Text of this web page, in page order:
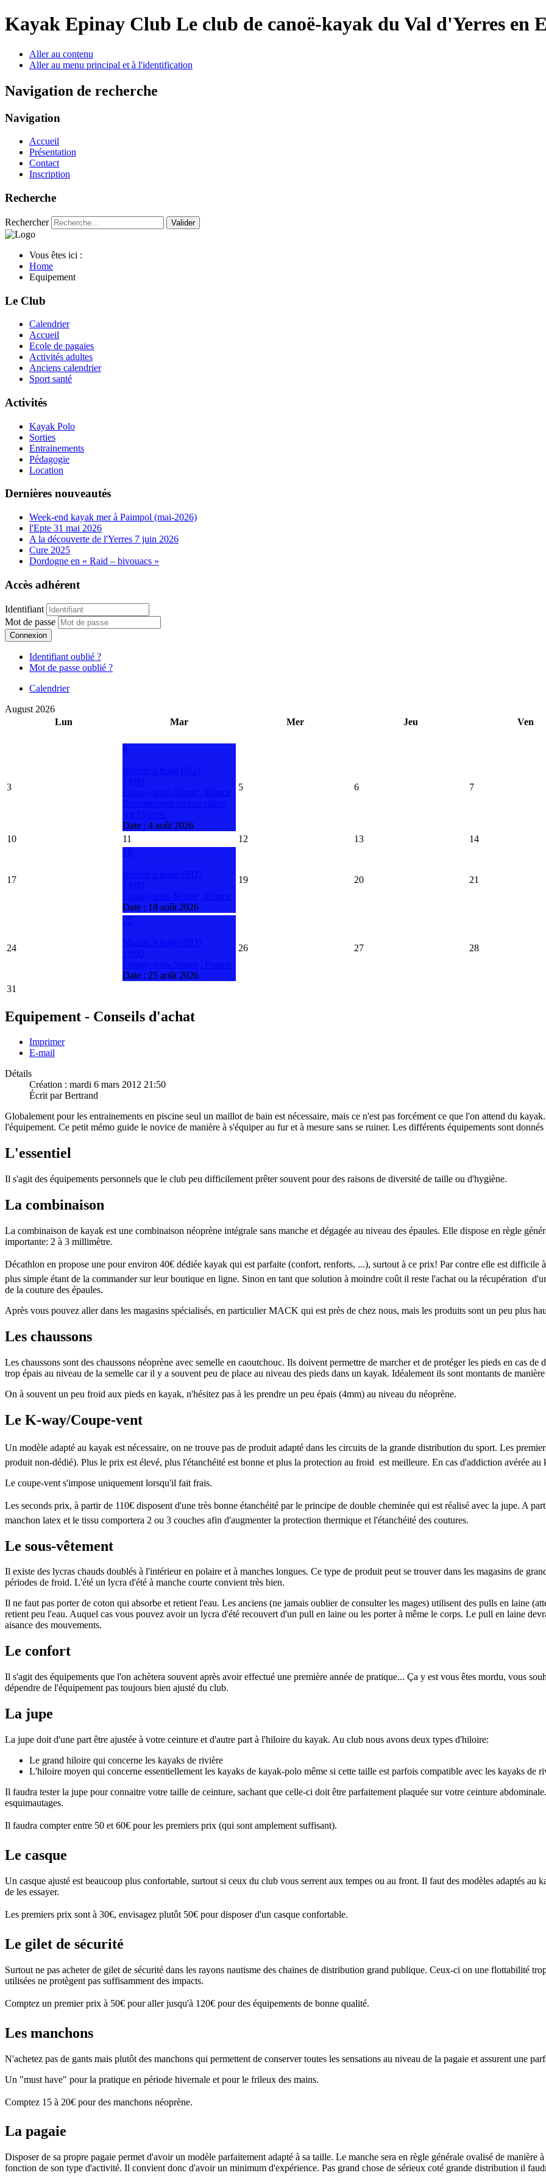
Kayak Epinay Club Le club de canoë-kayak du Val d'Yerres en
Aller au contenu
Aller au menu principal et à l'identification
Navigation de recherche
Navigation
Accueil
Présentation
Contact
Inscription
Recherche
Rechercher Valider
Vous êtes ici :
Home
Equipement
Le Club
Calendrier
Accueil
Ecole de pagaies
Activités adultes
Anciens calendrier
Sport santé
Activités
Kayak Polo
Sorties
Entrainements
Pédagogie
Location
Dernières nouveautés
Week-end kayak mer à Paimpol (mai-2026)
l'Epte 31 mai 2026
A la découverte de l'Yerres 7 juin 2026
Cure 2025
Dordogne en « Raid – bivouacs »
Accès adhérent
Identifiant
Mot de passe
Connexion
Identifiant oublié ?
Mot de passe oublié ?
Calendrier
August 2026
Lun
Mar Mer Jeu Ven
3
Date : 4 août 2026
5 6 7
10 11 12 13 14
17
Date : 18 août 2026
19 20 21
24
Date : 25 août 2026
26 27 28
31
Equipement - Conseils d'achat
Imprimer
E-mail
Détails
Création : mardi 6 mars 2012 21:50
Écrit par Bertrand
Globalement pour les entrainements en piscine seul un maillot de bain est nécessaire, mais ce n'est pas forcément ce que l'on attend du
l'équipement. Ce petit mémo guide le novice de manière à s'équiper au fur et à mesure sans se ruiner. Les différents équipements sont
L'essentiel
Il s'agit des équipements personnels que le club peu difficilement prêter souvent pour des raisons de diversité de taille ou d'hygiène.
La combinaison
La combinaison de kayak est une combinaison néoprène intégrale sans manche et dégagée au niveau des épaules. Elle dispose en règle
importante: 2 à 3 millimètre.
Décathlon en propose une pour environ 40€ dédiée kayak qui est parfaite (confort, renforts, ...), surtout à ce prix! Par contre elle est difficile
plus simple étant de la commander sur leur boutique en ligne. Sinon en tant que solution à moindre coût il reste l'achat ou la récupération
de la couture des épaules.
Après vous pouvez aller dans les magasins spécialisés, en particulier MACK qui est près de chez nous, mais les produits sont un peu plus
Les chaussons
Les chaussons sont des chaussons néoprène avec semelle en caoutchouc. Ils doivent permettre de marcher et de protéger les pieds en cas
trop épais au niveau de la semelle car il y a souvent peu de place au niveau des pieds dans un kayak. Idéalement ils sont montants de
On à souvent un peu froid aux pieds en kayak, n'hésitez pas à les prendre un peu épais (4mm) au niveau du néoprène.
Le K-way/Coupe-vent
Un modèle adapté au kayak est nécessaire, on ne trouve pas de produit adapté dans les circuits de la grande distribution du sport. Les
produit non-dédié). Plus le prix est élevé, plus l'étanchéité est bonne et plus la protection au froid est meilleure. En cas d'addiction avérée au
Le coupe-vent s'impose uniquement lorsqu'il fait frais.
Les seconds prix, à partir de 110€ disposent d'une très bonne étanchéité par le principe de double cheminée qui est réalisé avec la jupe. A
manchon latex et le tissu comportera 2 ou 3 couches afin d'augmenter la protection thermique et l'étanchéité des coutures.
Le sous-vêtement
Il existe des lycras chauds doublés à l'intérieur en polaire et à manches longues. Ce type de produit peut se trouver dans les magasins de
périodes de froid. L'été un lycra d'été à manche courte convient très bien.
Il ne faut pas porter de coton qui absorbe et retient l'eau. Les anciens (ne jamais oublier de consulter les mages) utilisent des pulls en laine
retient peu l'eau. Auquel cas vous pouvez avoir un lycra d'été recouvert d'un pull en laine ou les porter à même le corps. Le pull en laine
aisance des mouvements.
Le confort
Il s'agit des équipements que l'on achètera souvent après avoir effectué une première année de pratique... Ça y est vous êtes mordu, vous
dépendre de l'équipement pas toujours bien ajusté du club.
La jupe
La jupe doit d'une part être ajustée à votre ceinture et d'autre part à l'hiloire du kayak. Au club nous avons deux types d'hiloire:
Le grand hiloire qui concerne les kayaks de rivière
L'hiloire moyen qui concerne essentiellement les kayaks de kayak-polo même si cette taille est parfois compatible avec les kayaks de
Il faudra tester la jupe pour connaitre votre taille de ceinture, sachant que celle-ci doit être parfaitement plaquée sur votre ceinture
esquimautages.
Il faudra compter entre 50 et 60€ pour les premiers prix (qui sont amplement suffisant).
Le casque
Un casque ajusté est beaucoup plus confortable, surtout si ceux du club vous serrent aux tempes ou au front. Il faut des modèles adaptés au
de les essayer.
Les premiers prix sont à 30€, envisagez plutôt 50€ pour disposer d'un casque confortable.
Le gilet de sécurité
Surtout ne pas acheter de gilet de sécurité dans les rayons nautisme des chaines de distribution grand publique. Ceux-ci on une flottabilité
utilisées ne protègent pas suffisamment des impacts.
Comptez un premier prix à 50€ pour aller jusqu'à 120€ pour des équipements de bonne qualité.
Les manchons
N'achetez pas de gants mais plutôt des manchons qui permettent de conserver toutes les sensations au niveau de la pagaie et assurent une
Un "must have" pour la pratique en période hivernale et pour le frileux des mains.
Comptez 15 à 20€ pour des manchons néoprène.
La pagaie
Disposer de sa propre pagaie permet d'avoir un modèle parfaitement adapté à sa taille. Le manche sera en règle générale ovalisé de manière
fonction de son type d'activité. Il convient donc d'avoir un minimum d'expérience. Pas grand chose de sérieux coté grande distribution il